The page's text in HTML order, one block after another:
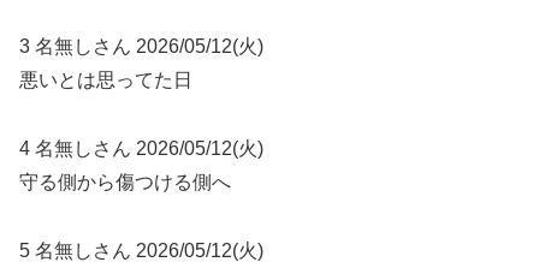
3 名無しさん 2026/05/12(火)
悪いとは思ってた日
4 名無しさん 2026/05/12(火)
守る側から傷つける側へ
5 名無しさん 2026/05/12(火)